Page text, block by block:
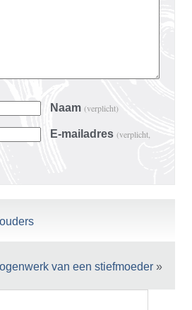
Naam (verplicht)
E-mailadres (verplicht,
van een stiefmoeder»